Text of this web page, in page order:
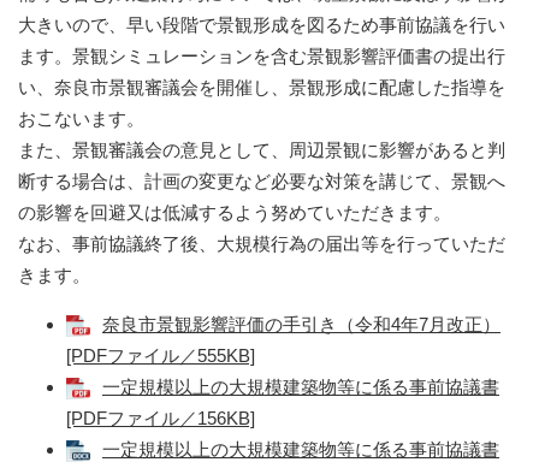
大きいので、早い段階で景観形成を図るため事前協議を行い
ます。景観シミュレーションを含む景観影響評価書の提出行
い、奈良市景観審議会を開催し、景観形成に配慮した指導を
おこないます。
また、景観審議会の意見として、周辺景観に影響があると判
断する場合は、計画の変更など必要な対策を講じて、景観へ
の影響を回避又は低減するよう努めていただきます。
なお、事前協議終了後、大規模行為の届出等を行っていただ
きます。
奈良市景観影響評価の手引き（令和4年7月改正）
[PDFファイル／555KB]
一定規模以上の大規模建築物等に係る事前協議書
[PDFファイル／156KB]
一定規模以上の大規模建築物等に係る事前協議書